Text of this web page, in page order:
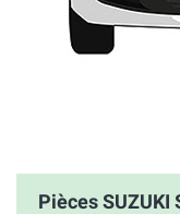
Pièces SUZUKI